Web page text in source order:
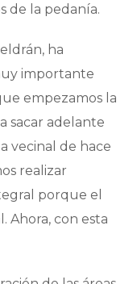
de la pedanía.
ha
importante
empezamos la
sacar adelante
vecinal de hace
realizar
porque el
Ahora, con esta